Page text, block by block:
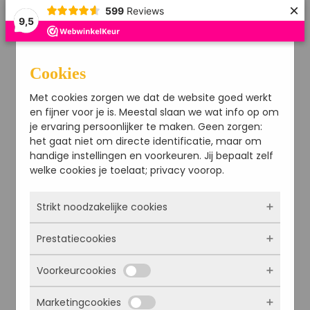
9,5
599 Reviews ×
Toegankelijkheid gereedschap
Kleuren omkeren
Monochroom
Cookies
Met cookies zorgen we dat de website goed werkt
en fijner voor je is. Meestal slaan we wat info op om
je ervaring persoonlijker te maken. Geen zorgen:
het gaat niet om directe identificatie, maar om
handige instellingen en voorkeuren. Jij bepaalt zelf
welke cookies je toelaat; privacy voorop.
Strikt noodzakelijke cookies
Deze cookies zorgen ervoor dat de website
überhaupt werkt. Ze zijn dus altijd actief en
kunnen niet worden uitgezet. Meestal worden
ze alleen geplaatst als jij iets doet, zoals
inloggen, een formulier invullen of je
Prestatiecookies
Met deze cookies zien we hoe vaak onze site
bezocht wordt, waar bezoekers vandaan
komen en welke pagina’s populair zijn. Zo
Voorkeurcookies
Deze cookies onthouden jouw voorkeuren.
Marketingcookies